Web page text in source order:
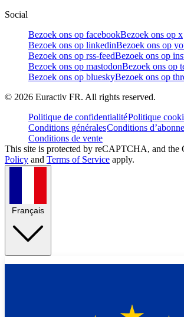
Social
Bezoek ons op facebookBezoek ons op x
Bezoek ons op linkedinBezoek ons op
Bezoek ons op rss-feedBezoek ons op
Bezoek ons op mastodonBezoek ons op
Bezoek ons op blueskyBezoek ons op
© 2026 Euractiv FR. All rights reserved.
Politique de confidentialitéPolitique
Conditions généralesConditions
Conditions de vente
This site is protected by reCAPTCHA, and the
Policy and Terms of Service apply.
Français